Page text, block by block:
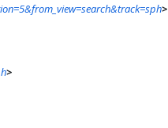
>
>